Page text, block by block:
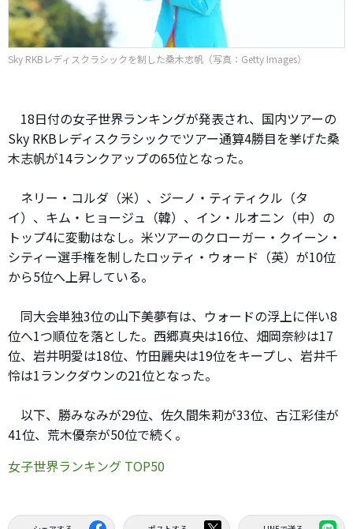
Sky RKBレディスクラシックを制した桑木志帆（写真：Getty Images）
18日付の女子世界ランキングが発表され、国内ツアーの
Sky RKBレディスクラシックでツアー通算4勝目を挙げた桑
木志帆が14ランクアップの65位となった。
ネリー・コルダ（米）、ジーノ・ティティクル（タ
イ）、キム・ヒョージュ（韓）、イン・ルオニン（中）の
トップ4に変動はなし。米ツアーのクローガー・クイーン・
シティー選手権を制したロッティ・ウォード（英）が10位
から5位へ上昇している。
同大会単独3位の山下美夢有は、ウォードの浮上に伴い8
位へ1つ順位を落とした。西郷真央は16位、畑岡奈紗は17
位、岩井明愛は18位、竹田麗央は19位をキープし、岩井千
怜は1ランクダウンの21位となった。
以下、勝みなみが29位、佐久間朱莉が33位、古江彩佳が
41位、荒木優奈が50位で続く。
女子世界ランキング TOP50